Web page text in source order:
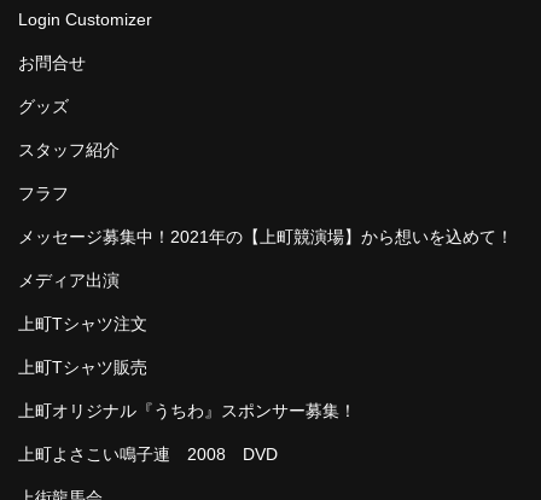
Login Customizer
お問合せ
グッズ
スタッフ紹介
フラフ
メッセージ募集中！2021年の【上町競演場】から想いを込めて！
メディア出演
上町Tシャツ注文
上町Tシャツ販売
上町オリジナル『うちわ』スポンサー募集！
上町よさこい鳴子連 2008 DVD